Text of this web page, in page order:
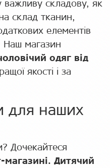
важливу складову, як
склад тканин,
елементів
магазин
одяг від
якості і за
для наших
Дочекайтеся
магазині. Дитячий